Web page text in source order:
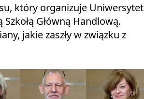
który organizuje Uniwersytet
Główną Handlową.
jakie zaszły w związku z